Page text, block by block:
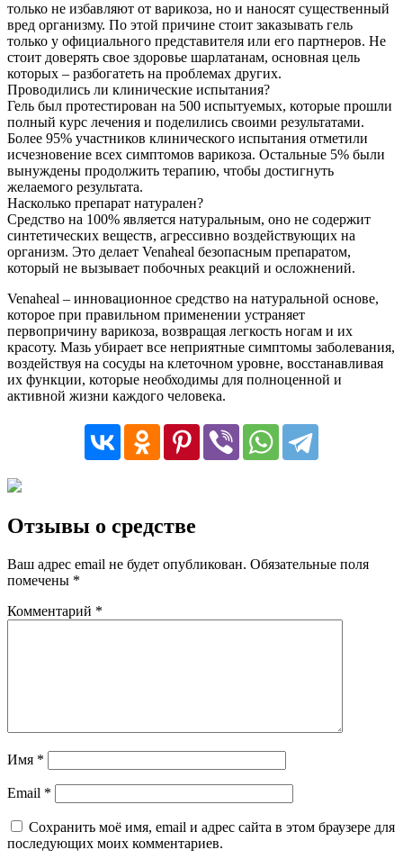
только не избавляют от варикоза, но и наносят существенный
вред организму. По этой причине стоит заказывать гель
только у официального представителя или его партнеров. Не
стоит доверять свое здоровье шарлатанам, основная цель
которых – разбогатеть на проблемах других.
Проводились ли клинические испытания?
Гель был протестирован на 500 испытуемых, которые прошли
полный курс лечения и поделились своими результатами.
Более 95% участников клинического испытания отметили
исчезновение всех симптомов варикоза. Остальные 5% были
вынуждены продолжить терапию, чтобы достигнуть
желаемого результата.
Насколько препарат натурален?
Средство на 100% является натуральным, оно не содержит
синтетических веществ, агрессивно воздействующих на
организм. Это делает Venaheal безопасным препаратом,
который не вызывает побочных реакций и осложнений.
Venaheal – инновационное средство на натуральной основе,
которое при правильном применении устраняет
первопричину варикоза, возвращая легкость ногам и их
красоту. Мазь убирает все неприятные симптомы заболевания,
воздействуя на сосуды на клеточном уровне, восстанавливая
их функции, которые необходимы для полноценной и
активной жизни каждого человека.
Отзывы о средстве
Ваш адрес email не будет опубликован. Обязательные поля
помечены *
Комментарий *
Имя *
Email *
Сохранить моё имя, email и адрес сайта в этом браузере для
последующих моих комментариев.